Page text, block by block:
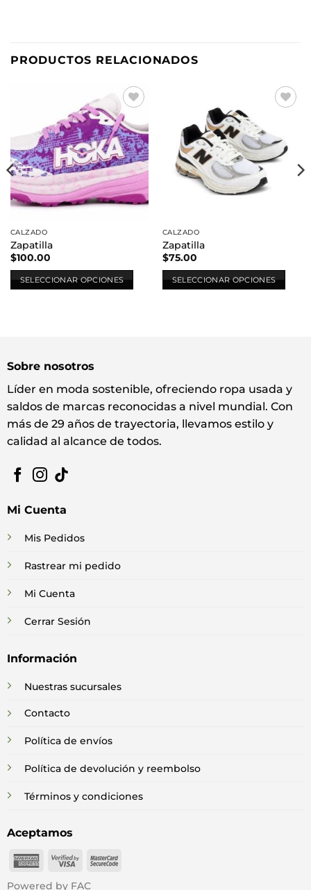
PRODUCTOS RELACIONADOS
Añadir
a la
lista de
deseos
CALZADO
Zapatilla
$100.00
SELECCIONAR OPCIONES
Las
opciones
pueden
elegir
en
página
de
lista de
deseos
CALZADO
Zapatilla
$75.00
SELECCIONAR OPCIONES
opciones
pueden
elegir
Sobre nosotros
Líder en moda sostenible, ofreciendo ropa usada y
saldos de marcas reconocidas a nivel mundial. Con
más de 29 años de trayectoria, llevamos estilo y
calidad al alcance de todos.
Mi Cuenta
Mis Pedidos
Rastrear mi pedido
Mi Cuenta
Cerrar Sesión
Información
Nuestras sucursales
Contacto
Política de envíos
Política de devolución y reembolso
Términos y condiciones
Aceptamos
American
Visa
MasterCard
Powered by FAC